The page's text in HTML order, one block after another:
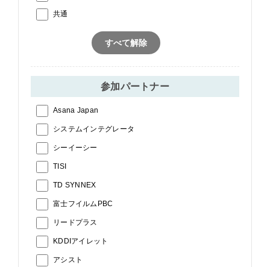
共通
すべて解除
参加パートナー
Asana Japan
システムインテグレータ
シーイーシー
TISI
TD SYNNEX
富士フイルムPBC
リードプラス
KDDIアイレット
アシスト